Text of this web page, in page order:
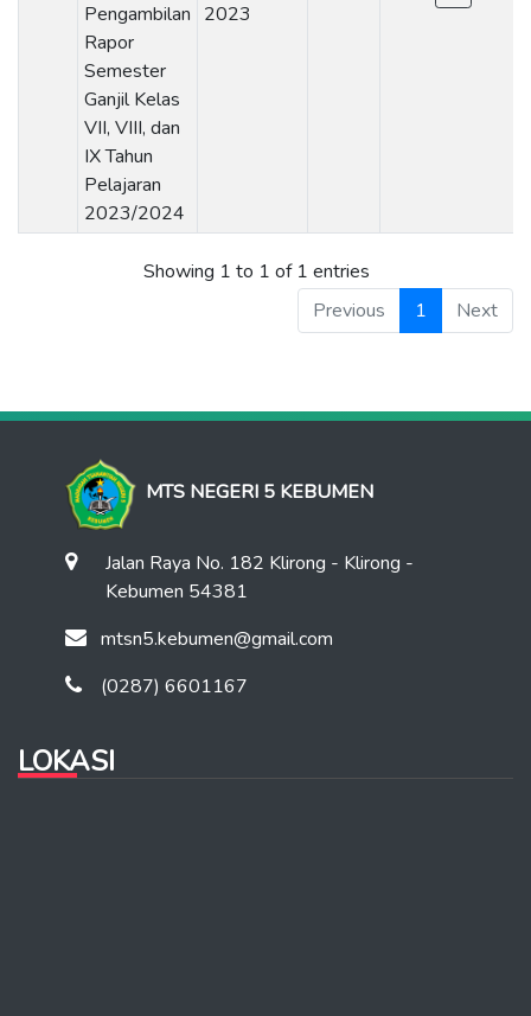
Pengambilan
Rapor
Semester
Ganjil Kelas
VII, VIII, dan
IX Tahun
Pelajaran
2023/2024
2023
Showing 1 to 1 of 1 entries
Previous
1 Next
MTS NEGERI 5 KEBUMEN
Jalan Raya No. 182 Klirong - Klirong -
Kebumen 54381
mtsn5.kebumen@gmail.com
(0287) 6601167
LOKASI